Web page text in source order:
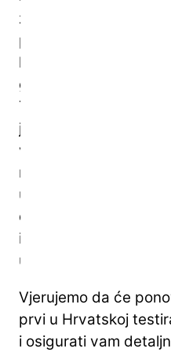
za
pregled
kretanja
glukoze.
To
je
velik
napredak
u
diskreciji
i
upotrebljivosti
Vjerujemo da će
prvi u Hrvatskoj
i osigurati vam